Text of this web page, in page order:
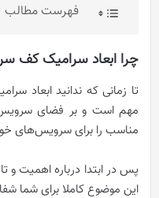
فهرست مطالب
چرا ابعاد سرامیک کف
تا زمانی که ندانید ابعاد
مهم است و بر فضای
مناسب را برای سرویس‌های
پس در ابتدا درباره اهمیت و
این موضوع کاملا برای شما